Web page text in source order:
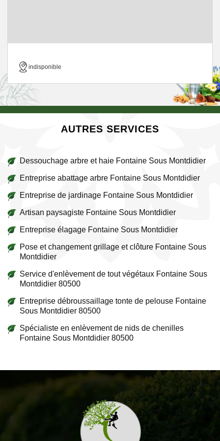
indisponible
AUTRES SERVICES
Dessouchage arbre et haie Fontaine Sous Montdidier
Entreprise abattage arbre Fontaine Sous Montdidier
Entreprise de jardinage Fontaine Sous Montdidier
Artisan paysagiste Fontaine Sous Montdidier
Entreprise élagage Fontaine Sous Montdidier
Pose et changement grillage et clôture Fontaine Sous
Montdidier
Service d'enlèvement de tout végétaux Fontaine Sous
Montdidier 80500
Entreprise débroussaillage tonte de pelouse Fontaine
Sous Montdidier 80500
Spécialiste en enlèvement de nids de chenilles
Fontaine Sous Montdidier 80500